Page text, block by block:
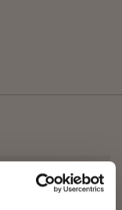
✖